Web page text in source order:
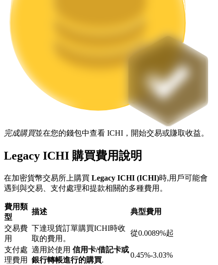
一鍵質押鎖定高收益
Launchpool
活期質押獲得熱門資產
完成購買並在您的錢包中查看 ICHI，開始交易或賺取收益。
Legacy ICHI 購買費用說明
在加密貨幣交易所上購買 Legacy ICHI (ICHI)時,用戶可能會
遇到與交易、支付處理和提款相關的多種費用。
費用類
型
描述
典型費用
交易費
用
下達現貨訂單購買ICHI時收
取的費用。
從0.0089%起
支付處
理費用
適用於使用 信用卡/借記卡或
銀行轉帳進行的購買.
0.45%-3.03%